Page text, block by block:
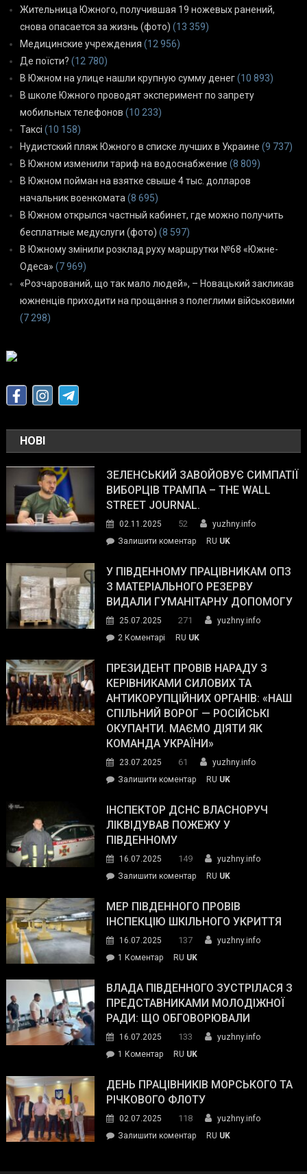
Жительница Южного, получившая 19 ножевых ранений,
снова опасается за жизнь (фото) (13 359)
Медицинские учреждения (12 956)
Де поїсти? (12 780)
В Южном на улице нашли крупную сумму денег(10 893)
В школе Южного проводят эксперимент по запрету
мобильных телефонов (10 233)
Таксі (10 158)
Нудистский пляж Южного в списке лучших в Украине (9 737)
В Южном изменили тариф на водоснабжение (8 809)
В Южном пойман на взятке свыше 4 тыс. долларов
начальник военкомата (8 695)
В Южном открылся частный кабинет, где можно получить
бесплатные медуслуги (фото) (8 597)
В Южному змінили розклад руху маршрутки №68 «Южне-
Одеса» (7 969)
«Розчарований, що так мало людей», – Новацький закликав
южненців приходити на прощання з полеглими військовими
(7 298)
НОВІ
ЗЕЛЕНСЬКИЙ ЗАВОЙОВУЄ СИМПАТІЇ
ВИБОРЦІВ ТРАМПА – THE WALL
STREET JOURNAL.
02.11.2025 52
yuzhny.info
Залишити коментарon
завойовує
симпатії
виборців
The
Street
Journal.
RU UK
У ПІВДЕННОМУ ПРАЦІВНИКАМ ОПЗ
З МАТЕРІАЛЬНОГО РЕЗЕРВУ
ВИДАЛИ ГУМАНІТАРНУ ДОПОМОГУ
25.07.2025 271
yuzhny.info
2 Коментарі
Південному
працівникам
ОПЗ
з
матеріального
резерву
гуманітарну
допомогу
RU UK
ПРЕЗИДЕНТ ПРОВІВ НАРАДУ З
КЕРІВНИКАМИ СИЛОВИХ ТА
АНТИКОРУПЦІЙНИХ ОРГАНІВ: «НАШ
СПІЛЬНИЙ ВОРОГ — РОСІЙСЬКІ
ОКУПАНТИ. МАЄМО ДІЯТИ ЯК
КОМАНДА УКРАЇНИ»
23.07.2025 61
yuzhny.info
Залишити коментарon
провів
нараду
силових
та
органів:
«Наш
спільний
окупанти.
Маємо
діяти
команда
RU UK
ІНСПЕКТОР ДСНС ВЛАСНОРУЧ
ЛІКВІДУВАВ ПОЖЕЖУ У
ПІВДЕННОМУ
16.07.2025 149
yuzhny.info
Залишити коментарon
ДСНС
власноруч
пожежу
у
RU UK
МЕР ПІВДЕННОГО ПРОВІВ
ІНСПЕКЦІЮ ШКІЛЬНОГО УКРИТТЯ
16.07.2025 137
yuzhny.info
1 Коментардо
Південного
провів
інспекцію
укриття
RU UK
ВЛАДА ПІВДЕННОГО ЗУСТРІЛАСЯ З
ПРЕДСТАВНИКАМИ МОЛОДІЖНОЇ
РАДИ: ЩО ОБГОВОРЮВАЛИ
16.07.2025 133
yuzhny.info
1 Коментардо
Південного
зустрілася
представниками
молодіжної
RU UK
ДЕНЬ ПРАЦІВНИКІВ МОРСЬКОГО ТА
РІЧКОВОГО ФЛОТУ
02.07.2025 118
yuzhny.info
Залишити коментарon
RU UK